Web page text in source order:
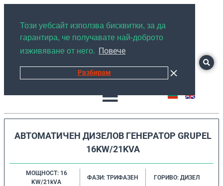
Този уебсайт използва бисквитки, за да
гарантира, че получавате най-доброто
изживяване от него.
Повече
Разбирам
АВТОМАТИЧЕН ДИЗЕЛОВ ГЕНЕРАТОР GRUPEL
16KW/21KVA
МОЩНОСТ: 16
KW/21kVA
ФАЗИ: ТРИФАЗЕН ГОРИВО: ДИЗЕЛ